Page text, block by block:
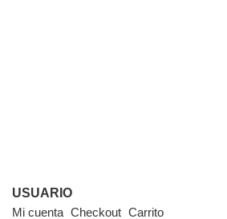
USUARIO
Mi cuenta Checkout Carrito